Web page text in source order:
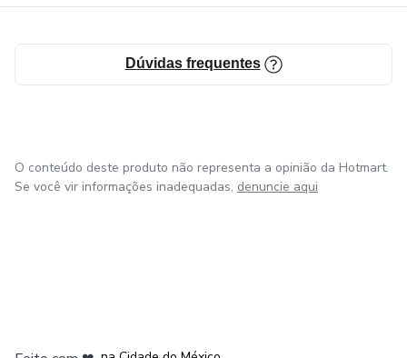
Dúvidas frequentes
O conteúdo deste produto não representa a opinião da Hotmart.
Se você vir informações inadequadas, denuncie aqui